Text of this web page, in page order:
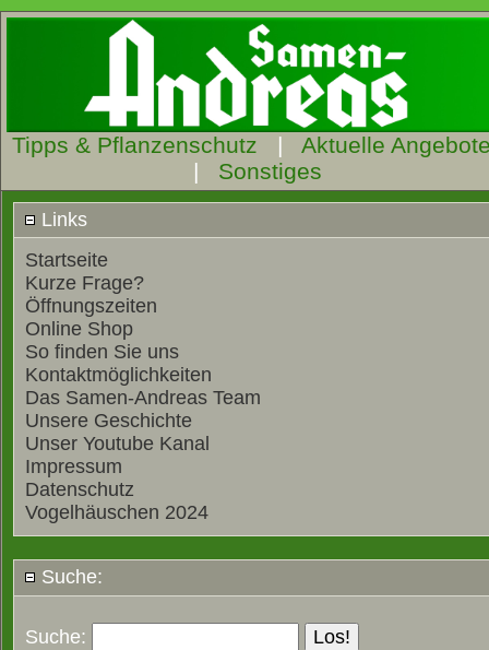
Tipps & Pflanzenschutz | Aktuelle
| Sonstiges
Links
Startseite
Kurze Frage?
Öffnungszeiten
Online Shop
So finden Sie uns
Kontaktmöglichkeiten
Das Samen-Andreas Team
Unsere Geschichte
Unser Youtube Kanal
Impressum
Datenschutz
Vogelhäuschen 2024
Suche:
Suche: